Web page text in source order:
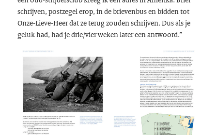
schrijven, postzegel erop, in de brievenbus en bidden tot
Onze-Lieve-Heer dat ze terug zouden schrijven. Dus als je
geluk had, had je drie/vier weken later een antwoord.”